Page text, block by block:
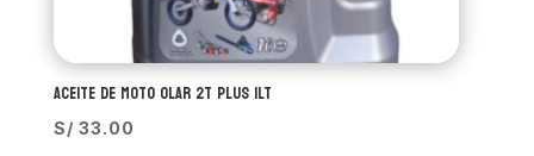
ACEITE DE MOTO OLAR 2T PLUS 1LT
S/ 33.00